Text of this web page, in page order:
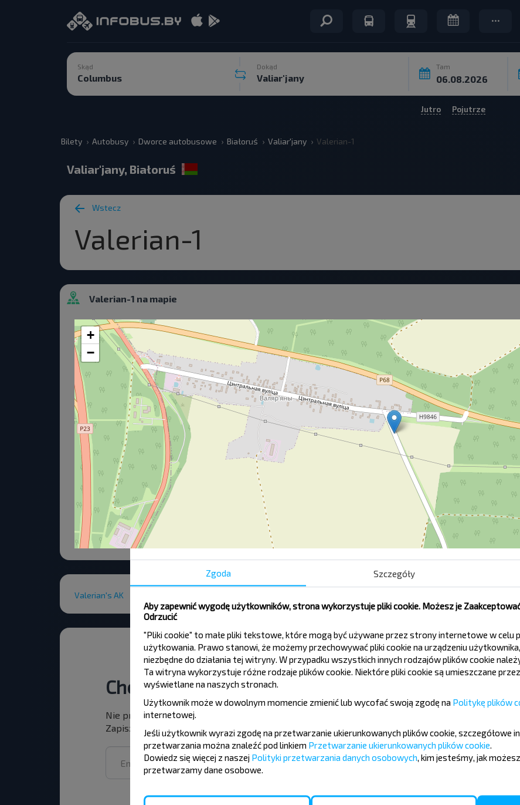
Skąd Dokąd Tam
Jutro Pojutrze
Bilety Autobusy Dworce autobusowe Białoruś Valiar'jany Valerian-1
Valiar'jany, Białoruś
Wstecz
Valerian-1
Valerian-1 na mapie
+
−
Valerian's AK
Chcesz podróżować taniej?
Nie przegap promocji, zniżek i innych ciekawych ofert od serwisu INFOBUS.
Zapisz się do newslettera i podróżuj z nami jeszcze taniej!
Zapisz się
Zgoda Szczegóły
Aby zapewnić wygodę użytkowników, strona wykorzystuje pliki cookie. Możesz je
Odrzucić
"Pliki cookie" to małe pliki tekstowe, które mogą być używane przez strony internetowe w
użytkowania. Prawo stanowi, że możemy przechowywać pliki cookie na urządzeniu
niezbędne do działania tej witryny. W przypadku wszystkich innych rodzajów plików cookie
Ta witryna wykorzystuje różne rodzaje plików cookie. Niektóre pliki cookie są umieszczane
wyświetlane na naszych stronach.
Użytkownik może w dowolnym momencie zmienić lub wycofać swoją zgodę na Politykę plików
internetowej
Jeśli użytkownik wyrazi zgodę na przetwarzanie ukierunkowanych plików cookie, szczegółowe
przetwarzania można znaleźć pod linkiem Przetwarzanie ukierunkowanych plików cookie
Dowiedz się więcej z naszej Polityki przetwarzania danych osobowych , kim jesteśmy, jak
przetwarzamy dane osobowe.